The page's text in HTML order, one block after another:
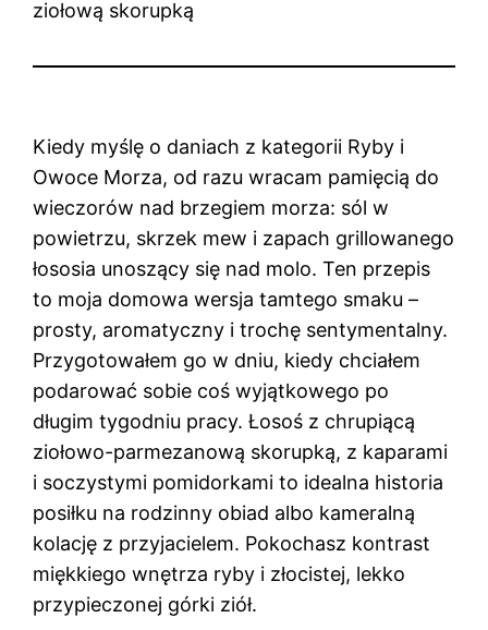
Kiedy myślę o daniach z kategorii Ryby i
Owoce Morza, od razu wracam pamięcią do
wieczorów nad brzegiem morza: sól w
powietrzu, skrzek mew i zapach grillowanego
łososia unoszący się nad molo. Ten przepis
to moja domowa wersja tamtego smaku –
prosty, aromatyczny i trochę sentymentalny.
Przygotowałem go w dniu, kiedy chciałem
podarować sobie coś wyjątkowego po
długim tygodniu pracy. Łosoś z chrupiącą
ziołowo-parmezanową skorupką, z kaparami
i soczystymi pomidorkami to idealna historia
posiłku na rodzinny obiad albo kameralną
kolację z przyjacielem. Pokochasz kontrast
miękkiego wnętrza ryby i złocistej, lekko
przypieczonej górki ziół.